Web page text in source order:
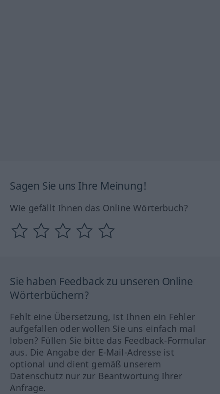
Sagen Sie uns Ihre Meinung!
Wie gefällt Ihnen das Online Wörterbuch?
Sie haben Feedback zu unseren Online
Wörterbüchern?
Fehlt eine Übersetzung, ist Ihnen ein Fehler
aufgefallen oder wollen Sie uns einfach mal
loben? Füllen Sie bitte das Feedback-Formular
aus. Die Angabe der E-Mail-Adresse ist
optional und dient gemäß unserem
Datenschutz nur zur Beantwortung Ihrer
Anfrage.